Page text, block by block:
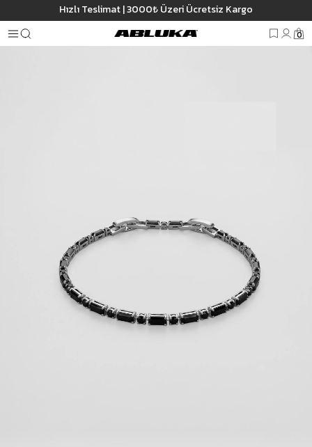
Hızlı Teslimat | 3000₺ Üzeri Ücretsiz Kargo
0
Erkek Aksesuar Bileklik Erkek Geometrik Zincir Detaylı